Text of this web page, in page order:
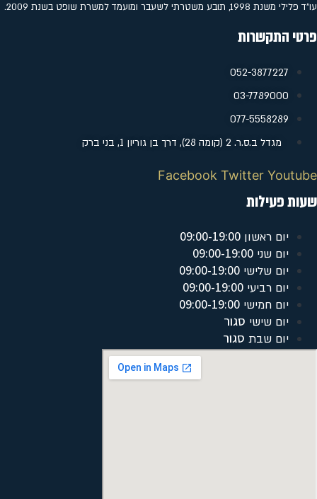
עו"ד פלילי משנת 1998, תובע משטרתי לשעבר ומועמד למשרת שופט בשנת 2009.
פרטי התקשרות
052-3877227
‭03-7789000
077-5558289
מגדל ב.ס.ר. 2 (קומה 28), דרך בן גוריון 1, בני ברק
Facebook Twitter Youtube
שעות פעילות
יום ראשון 09:00-19:00
יום שני 09:00-19:00
יום שלישי 09:00-19:00
יום רביעי 09:00-19:00
יום חמישי 09:00-19:00
יום שישי סגור
יום שבת סגור